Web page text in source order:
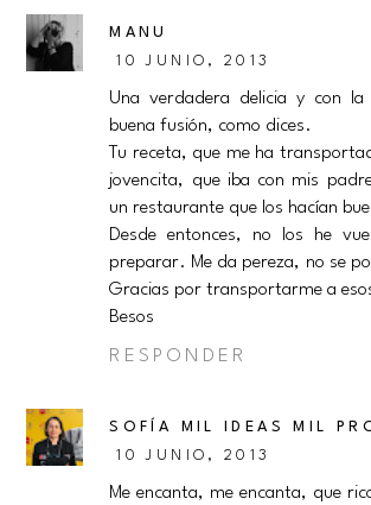
MANU
10 JUNIO, 2013
Una verdadera delicia y con
buena fusión, como dices.
Tu receta, que me ha
jovencita, que iba con mis
un restaurante que los hacían
Desde entonces, no los he
preparar. Me da pereza, no se
Gracias por transportarme a
Besos
RESPONDER
SOFÍA MIL IDEAS MIL
10 JUNIO, 2013
Me encanta, me encanta, que